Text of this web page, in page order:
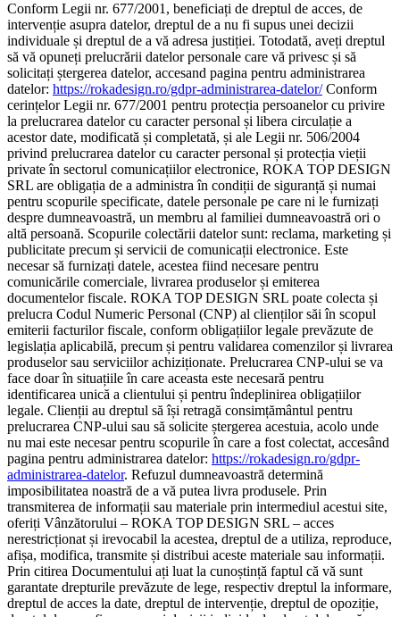
Conform Legii nr. 677/2001, beneficiați de dreptul de acces, de
intervenție asupra datelor, dreptul de a nu fi supus unei decizii
individuale și dreptul de a vă adresa justiției. Totodată, aveți dreptul
să vă opuneți prelucrării datelor personale care vă privesc și să
solicitați ștergerea datelor, accesand pagina pentru administrarea
datelor: https://rokadesign.ro/gdpr-administrarea-datelor/Conform
cerințelor Legii nr. 677/2001 pentru protecția persoanelor cu privire
la prelucrarea datelor cu caracter personal și libera circulație a
acestor date, modificată și completată, și ale Legii nr. 506/2004
privind prelucrarea datelor cu caracter personal și protecția vieții
private în sectorul comunicațiilor electronice, ROKA TOP DESIGN
SRL are obligația de a administra în condiții de siguranță și numai
pentru scopurile specificate, datele personale pe care ni le furnizați
despre dumneavoastră, un membru al familiei dumneavoastră ori o
altă persoană. Scopurile colectării datelor sunt: reclama, marketing și
publicitate precum și servicii de comunicații electronice. Este
necesar să furnizați datele, acestea fiind necesare pentru
comunicările comerciale, livrarea produselor și emiterea
documentelor fiscale. ROKA TOP DESIGN SRL poate colecta și
prelucra Codul Numeric Personal (CNP) al clienților săi în scopul
emiterii facturilor fiscale, conform obligațiilor legale prevăzute de
legislația aplicabilă, precum și pentru validarea comenzilor și livrarea
produselor sau serviciilor achiziționate. Prelucrarea CNP-ului se va
face doar în situațiile în care aceasta este necesară pentru
identificarea unică a clientului și pentru îndeplinirea obligațiilor
legale. Clienții au dreptul să își retragă consimțământul pentru
prelucrarea CNP-ului sau să solicite ștergerea acestuia, acolo unde
nu mai este necesar pentru scopurile în care a fost colectat, accesând
pagina pentru administrarea datelor: https://rokadesign.ro/gdpr-
administrarea-datelor. Refuzul dumneavoastră determină
imposibilitatea noastră de a vă putea livra produsele. Prin
transmiterea de informații sau materiale prin intermediul acestui site,
oferiți Vânzătorului – ROKA TOP DESIGN SRL – acces
nerestricționat și irevocabil la acestea, dreptul de a utiliza, reproduce,
afișa, modifica, transmite și distribui aceste materiale sau informații.
Prin citirea Documentului ați luat la cunoștință faptul că vă sunt
garantate drepturile prevăzute de lege, respectiv dreptul la informare,
dreptul de acces la date, dreptul de intervenție, dreptul de opoziție,